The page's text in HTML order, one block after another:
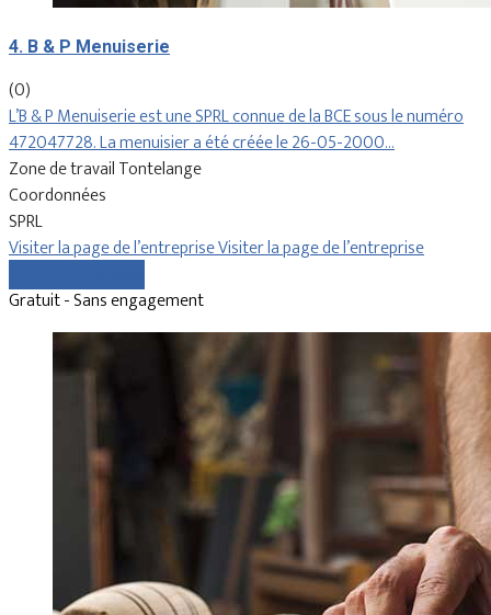
4. B & P Menuiserie
(0)
L’B & P Menuiserie est une SPRL connue de la BCE sous le numéro
472047728. La menuisier a été créée le 26-05-2000…
Zone de travail Tontelange
Coordonnées
SPRL
Visiter la page de l’entrepriseVisiter la page de l’entreprise
Gratuit - Sans engagement